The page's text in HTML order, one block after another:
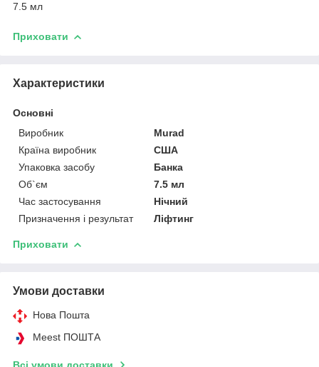
7.5 мл
Приховати
Характеристики
Основні
Виробник
Murad
Країна виробник
США
Упаковка засобу
Банка
Об`єм
7.5 мл
Час застосування
Нічний
Призначення і результат
Ліфтинг
Приховати
Умови доставки
Нова Пошта
Meest ПОШТА
Всі умови доставки